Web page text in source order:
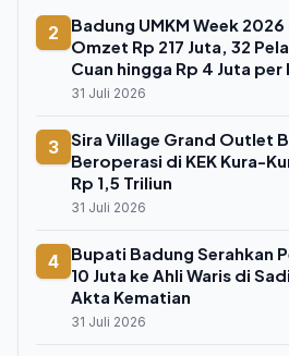
2
Badung UMKM Week
Omzet Rp 217 Juta, 32
Cuan hingga Rp 4 Juta per
31 Juli 2026
3 Sira Village Grand Outlet
Beroperasi di KEK Kura-
Rp 1,5 Triliun
31 Juli 2026
4
Bupati Badung Serahkan
10 Juta ke Ahli Waris di
Akta Kematian
31 Juli 2026